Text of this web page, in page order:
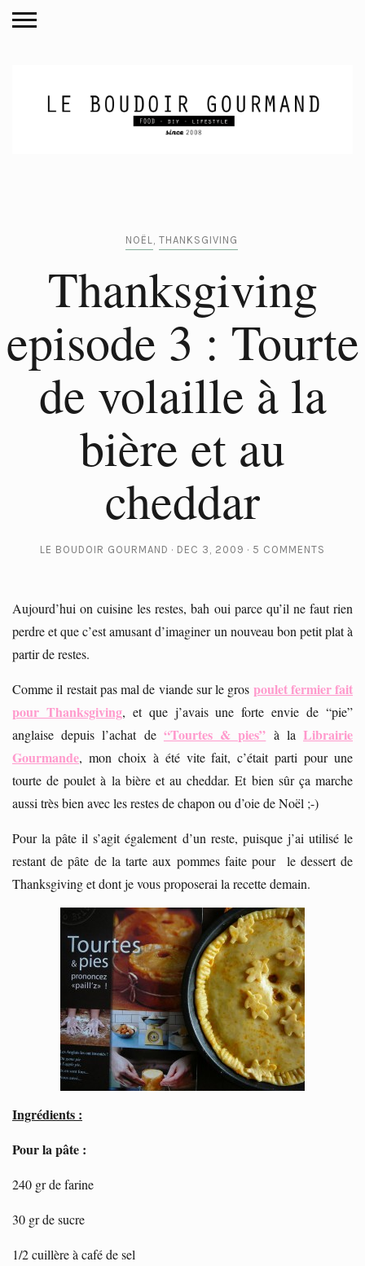
NOËL THANKSGIVING
Thanksgiving
episode 3 : Tourte
de volaille à la
bière et au
cheddar
LE BOUDOIR GOURMAND DEC 3, 2009 5 COMMENTS
Aujourd’hui on cuisine les restes, bah oui parce qu’il ne faut rien
perdre et que c’est amusant d’imaginer un nouveau bon petit plat à
partir de restes.
Comme il restait pas mal de viande sur le gros poulet fermier fait
pour Thanksgiving, et que j’avais une forte envie de “pie”
anglaise depuis l’achat de “Tourtes & pies” à laLibrairie
Gourmande, mon choix à été vite fait, c’était parti pour une
tourte de poulet à la bière et au cheddar. Et bien sûr ça marche
aussi très bien avec les restes de chapon ou d’oie de Noël ;-)
Pour la pâte il s’agit également d’un reste, puisque j’ai utilisé le
restant de pâte de la tarte aux pommes faite pour le dessert de
Thanksgiving et dont je vous proposerai la recette demain.
Ingrédients :
Pour la pâte :
240 gr de farine
30 gr de sucre
1/2 cuillère à café de sel